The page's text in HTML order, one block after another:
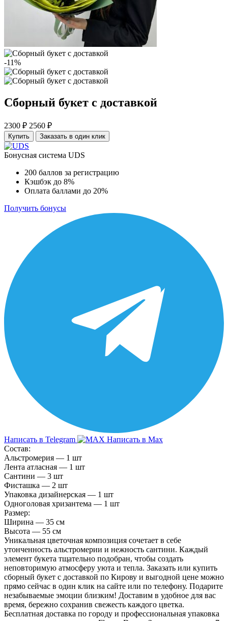
-11%
Сборный букет с доставкой
2300 ₽ 2560 ₽
Купить Заказать в один клик
Бонусная система UDS
200 баллов за регистрацию
Кэшбэк до 8%
Оплата баллами до 20%
Получить бонусы
Написать в Telegram
Написать в Max
Состав:
Альстромерия — 1 шт
Лента атласная — 1 шт
Сантини — 3 шт
Фисташка — 2 шт
Упаковка дизайнерская — 1 шт
Одноголовая хризантема — 1 шт
Размер:
Ширина — 35 см
Высота — 55 см
Уникальная цветочная композиция сочетает в себе
утонченность альстромерии и нежность сантини. Каждый
элемент букета тщательно подобран, чтобы создать
неповторимую атмосферу уюта и тепла. Заказать или купить
сборный букет с доставкой по Кирову и выгодной цене можно
прямо сейчас в один клик на сайте или по телефону. Подарите
незабываемые эмоции близким! Доставим в удобное для вас
время, бережно сохранив свежесть каждого цветка.
Бесплатная доставка по городу и профессиональная упаковка